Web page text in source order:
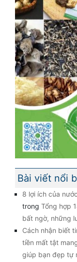
Bài viết nổi
8 lợi ích của
trong Tổng hợp
bất ngờ, những
Cách nhận biết
tiền mất tật
giúp bạn đẹp tự